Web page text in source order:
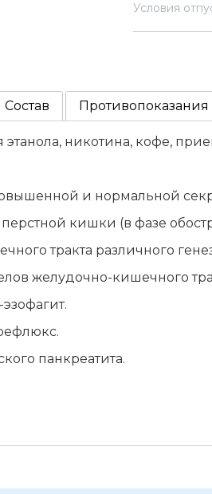
Условия
Состав Противопоказания
никотина, кофе,
и нормальной
кишки (в фазе
тракта различного
желудочно-кишечного
панкреатита.